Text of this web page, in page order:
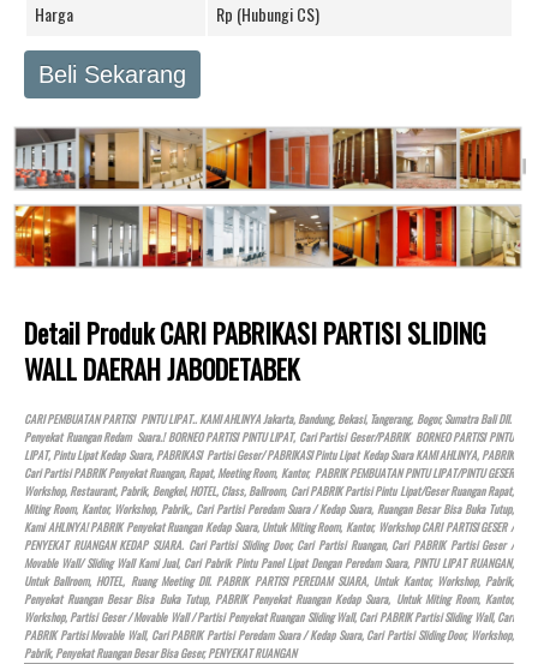
Harga
Rp (Hubungi CS)
Beli Sekarang
Detail Produk CARI PABRIKASI PARTISI SLIDING
WALL DAERAH JABODETABEK
CARI PEMBUATAN PARTISI PINTU LIPAT.. KAMI AHLINYA Jakarta, Bandung, Bekasi, Tangerang, Bogor, Sumatra Bali Dll.
Penyekat Ruangan Redam Suara.! BORNEO PARTISI PINTU LIPAT, Cari Partisi Geser/PABRIK BORNEO PARTISI PINTU
LIPAT, Pintu Lipat Kedap Suara, PABRIKASI Partisi Geser/ PABRIKASI Pintu Lipat Kedap Suara KAMI AHLINYA, PABRIK
Cari Partisi PABRIK Penyekat Ruangan, Rapat, Meeting Room, Kantor, PABRIK PEMBUATAN PINTU LIPAT/PINTU GESER
Workshop, Restaurant, Pabrik, Bengkel,HOTEL, Class, Ballroom, Cari PABRIK Partisi Pintu Lipat/Geser Ruangan Rapat,
Miting Room, Kantor, Workshop, Pabrik,, Cari Partisi Peredam Suara / Kedap Suara, Ruangan Besar Bisa Buka Tutup,
Kami AHLINYA! PABRIK Penyekat Ruangan Kedap Suara, Untuk Miting Room, Kantor, Workshop CARI PARTISI GESER /
PENYEKAT RUANGAN KEDAP SUARA. Cari Partisi Sliding Door, Cari Partisi Ruangan, Cari PABRIK Partisi Geser /
Movable Wall/ Sliding Wall Kami Jual, Cari Pabrik Pintu Panel Lipat Dengan Peredam Suara, PINTU LIPAT RUANGAN,
Untuk Ballroom,HOTEL, Ruang Meeting Dll. PABRIK PARTISI PEREDAM SUARA, Untuk Kantor, Workshop, Pabrik,
Penyekat Ruangan Besar Bisa Buka Tutup, PABRIK Penyekat Ruangan Kedap Suara, Untuk Miting Room, Kantor,
Workshop, Partisi Geser / Movable Wall / Partisi Penyekat Ruangan Sliding Wall, Cari PABRIK Partisi Sliding Wall, Cari
PABRIK Partisi Movable Wall, Cari PABRIK Partisi Peredam Suara / Kedap Suara, Cari Partisi Sliding Door, Workshop,
Pabrik, Penyekat Ruangan Besar Bisa Geser, PENYEKAT RUANGAN